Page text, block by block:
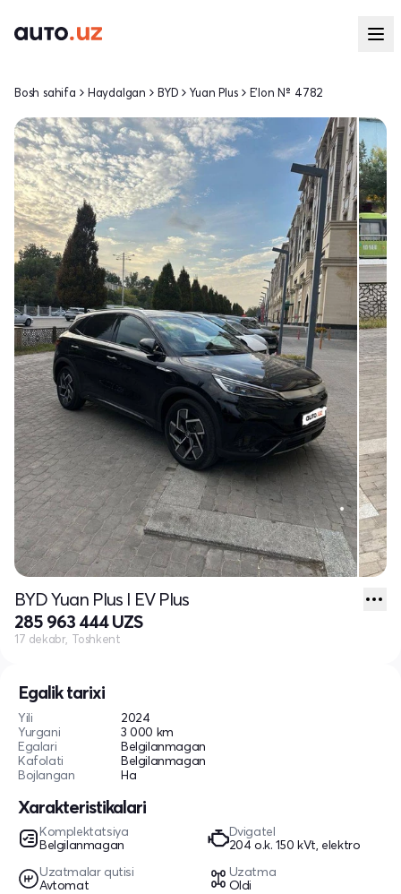
Egalik tarixi
Yili
2024
Yurgani
3 000 km
Egalari
Belgilanmagan
Kafolati
Belgilanmagan
Bojlangan
Ha
Xarakteristikalari
Komplektatsiya
Belgilanmagan
Dvigatel
204 o.k. 150 kVt, elektro
Uzatmalar qutisi
Avtomat
Uzatma
Oldi
Bosh sahifa Haydalgan BYD Yuan Plus E'lon № 4782
BYD Yuan Plus I EV Plus
285 963 444 UZS
17 dekabr, Toshkent